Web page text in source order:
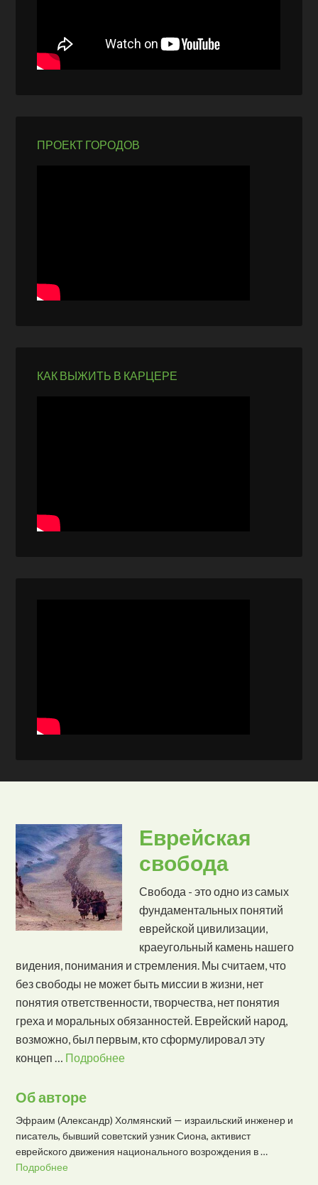
ПРОЕКТ ГОРОДОВ
КАК ВЫЖИТЬ В КАРЦЕРЕ
Еврейская
свобода
Свобода - это одно из самых
фундаментальных понятий
еврейской цивилизации,
краеугольный камень нашего
видения, понимания и стремления. Мы считаем, что
без свободы не может быть миссии в жизни, нет
понятия ответственности, творчества, нет понятия
греха и моральных обязанностей. Еврейский народ,
возможно, был первым, кто сформулировал эту
концеп … Подробнее
Об авторе
Эфраим (Александр) Холмянский — израильский инженер и
писатель, бывший советский узник Сиона, активист
еврейского движения национального возрождения в …
Подробнее